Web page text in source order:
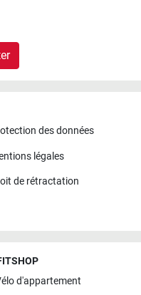
des données
légales
de rétractation
d'appartement